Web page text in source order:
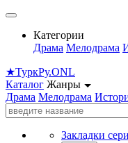
Категории
Драма Мелодрама
★ТуркРу.ONL
Каталог Жанры
Драма Мелодрама
Закладки